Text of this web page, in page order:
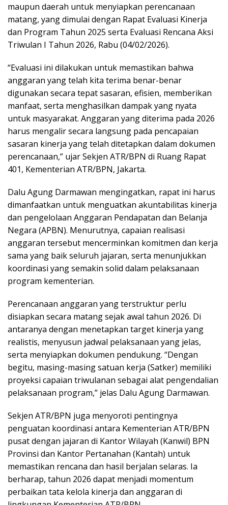
maupun daerah untuk menyiapkan perencanaan
matang, yang dimulai dengan Rapat Evaluasi Kinerja
dan Program Tahun 2025 serta Evaluasi Rencana Aksi
Triwulan I Tahun 2026, Rabu (04/02/2026).
“Evaluasi ini dilakukan untuk memastikan bahwa
anggaran yang telah kita terima benar-benar
digunakan secara tepat sasaran, efisien, memberikan
manfaat, serta menghasilkan dampak yang nyata
untuk masyarakat. Anggaran yang diterima pada 2026
harus mengalir secara langsung pada pencapaian
sasaran kinerja yang telah ditetapkan dalam dokumen
perencanaan,” ujar Sekjen ATR/BPN di Ruang Rapat
401, Kementerian ATR/BPN, Jakarta.
Dalu Agung Darmawan mengingatkan, rapat ini harus
dimanfaatkan untuk menguatkan akuntabilitas kinerja
dan pengelolaan Anggaran Pendapatan dan Belanja
Negara (APBN). Menurutnya, capaian realisasi
anggaran tersebut mencerminkan komitmen dan kerja
sama yang baik seluruh jajaran, serta menunjukkan
koordinasi yang semakin solid dalam pelaksanaan
program kementerian.
Perencanaan anggaran yang terstruktur perlu
disiapkan secara matang sejak awal tahun 2026. Di
antaranya dengan menetapkan target kinerja yang
realistis, menyusun jadwal pelaksanaan yang jelas,
serta menyiapkan dokumen pendukung. “Dengan
begitu, masing-masing satuan kerja (Satker) memiliki
proyeksi capaian triwulanan sebagai alat pengendalian
pelaksanaan program,” jelas Dalu Agung Darmawan.
Sekjen ATR/BPN juga menyoroti pentingnya
penguatan koordinasi antara Kementerian ATR/BPN
pusat dengan jajaran di Kantor Wilayah (Kanwil) BPN
Provinsi dan Kantor Pertanahan (Kantah) untuk
memastikan rencana dan hasil berjalan selaras. Ia
berharap, tahun 2026 dapat menjadi momentum
perbaikan tata kelola kinerja dan anggaran di